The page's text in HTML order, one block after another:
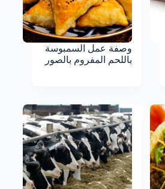
وصفة عمل السمبوسة
باللحم المفروم بالصور